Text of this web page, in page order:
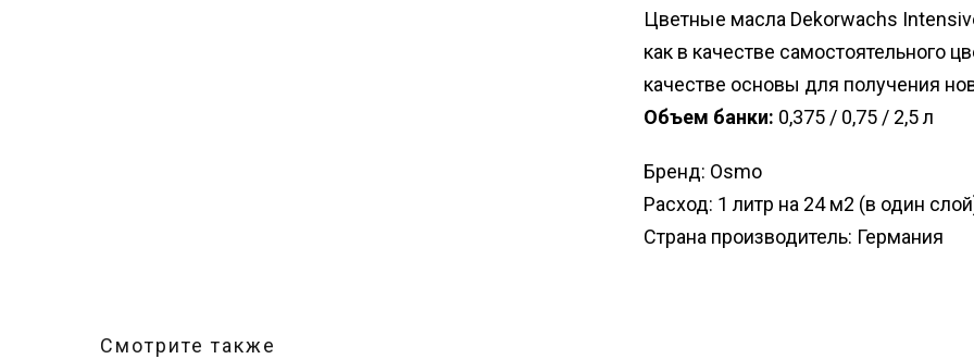
Цветные масла Dekorwachs
как в качестве самостоятельного
качестве основы для получения
Объем банки: 0,375 / 0,75 / 2,5 л
Бренд: Osmo
Расход: 1 литр на 24 м2 (в один
Страна производитель: Германия
Смотрите также